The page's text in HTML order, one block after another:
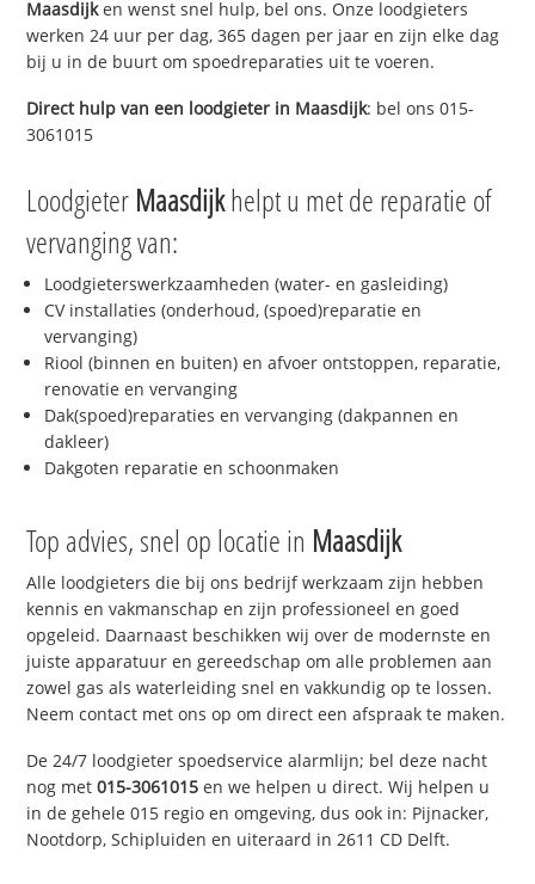
Maasdijken wenst snel hulp, bel ons. Onze loodgieters
werken 24 uur per dag, 365 dagen per jaar en zijn elke dag
bij u in de buurt om spoedreparaties uit te voeren.
Direct hulp van een loodgieter in Maasdijk: bel ons 015-
3061015
Loodgieter Maasdijkhelpt u met de reparatie of
vervanging van:
Loodgieterswerkzaamheden (water- en gasleiding)
CV installaties (onderhoud, (spoed)reparatie en
vervanging)
Riool (binnen en buiten) en afvoer ontstoppen, reparatie,
renovatie en vervanging
Dak(spoed)reparaties en vervanging (dakpannen en
dakleer)
Dakgoten reparatie en schoonmaken
Top advies, snel op locatie in Maasdijk
Alle loodgieters die bij ons bedrijf werkzaam zijn hebben
kennis en vakmanschap en zijn professioneel en goed
opgeleid. Daarnaast beschikken wij over de modernste en
juiste apparatuur en gereedschap om alle problemen aan
zowel gas als waterleiding snel en vakkundig op te lossen.
Neem contact met ons op om direct een afspraak te maken.
De 24/7 loodgieter spoedservice alarmlijn; bel deze nacht
nog met015-3061015 en we helpen u direct. Wij helpen u
in de gehele 015 regio en omgeving, dus ook in: Pijnacker,
Nootdorp, Schipluiden en uiteraard in 2611 CD Delft.